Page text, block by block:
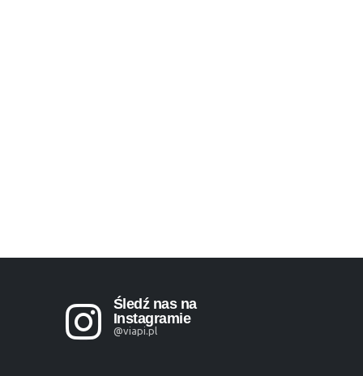
Śledź nas na
Instagramie
@viapi.pl